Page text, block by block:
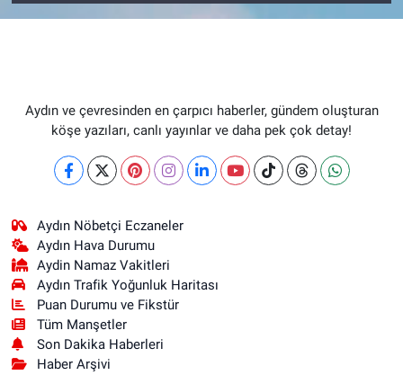
Aydın ve çevresinden en çarpıcı haberler, gündem oluşturan
köşe yazıları, canlı yayınlar ve daha pek çok detay!
Aydın Nöbetçi Eczaneler
Aydın Hava Durumu
Aydin Namaz Vakitleri
Aydın Trafik Yoğunluk Haritası
Puan Durumu ve Fikstür
Tüm Manşetler
Son Dakika Haberleri
Haber Arşivi